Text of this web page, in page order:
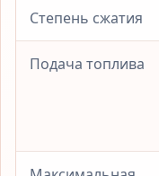
Степень сжатия
Подача топлива